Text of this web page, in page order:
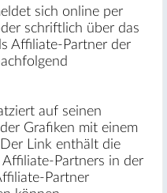
sich online per
schriftlich über das
Affiliate-Partner der
auf seinen
Grafiken mit einem
Link enthält die
Partners in der
Partner